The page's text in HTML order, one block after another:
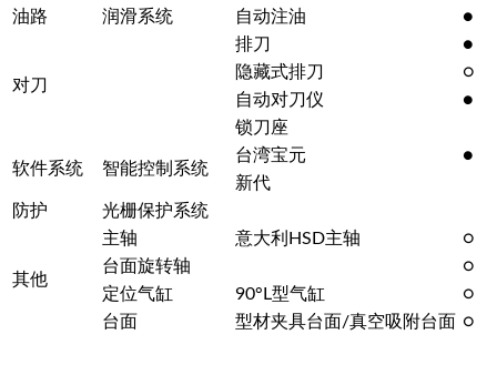
油路
润滑系统 自动注油 ●
对刀
排刀
●
隐藏式排刀
○
自动对刀仪
●
锁刀座
软件系统 智能控制系统
台湾宝元
●
新代
防护
光栅保护系统
其他
主轴 意大利HSD主轴
○
台面旋转轴
○
定位气缸
90°L型气缸
○
台面
型材夹具台面/真空吸附台面 ○